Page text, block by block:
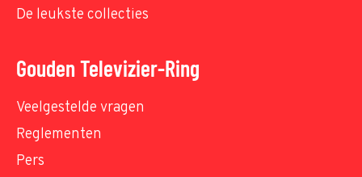
De leukste collecties
Gouden Televizier-Ring
Veelgestelde vragen
Reglementen
Pers